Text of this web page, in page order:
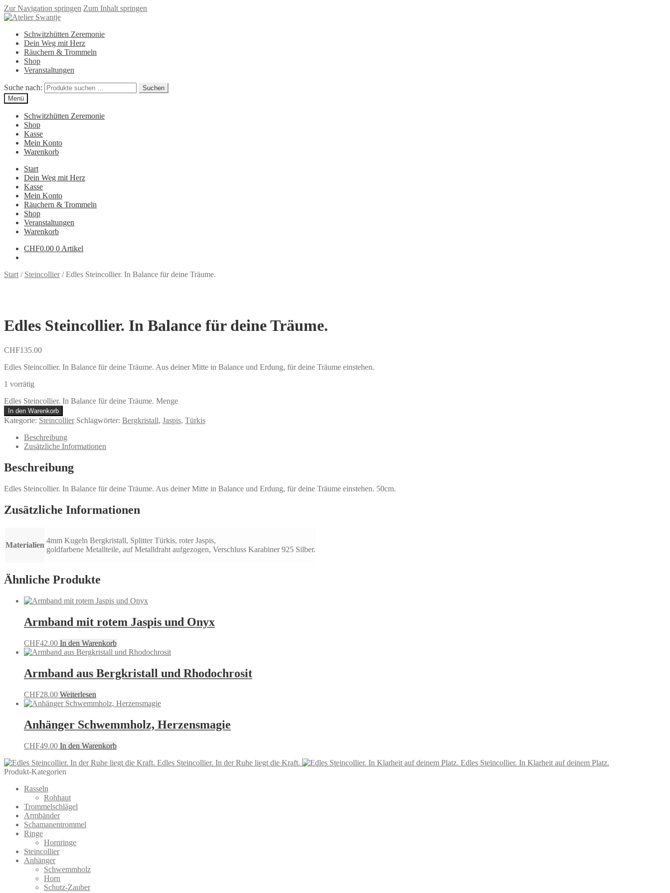
Zur Navigation springen Zum Inhalt springen
Schwitzhütten Zeremonie
Dein Weg mit Herz
Räuchern & Trommeln
Shop
Veranstaltungen
Suche nach:
Suchen
Menü
Schwitzhütten Zeremonie
Shop
Kasse
Mein Konto
Warenkorb
Start
Dein Weg mit Herz
Kasse
Mein Konto
Räuchern & Trommeln
Shop
Veranstaltungen
Warenkorb
CHF0.00 0 Artikel
Start / Steincollier/Edles Steincollier. In Balance für deine Träume.
Edles Steincollier. In Balance für deine Träume.
CHF135.00
Edles Steincollier. In Balance für deine Träume. Aus deiner Mitte in Balance und Erdung, für deine Träume einstehen.
1 vorrätig
Edles Steincollier. In Balance für deine Träume. Menge
In den Warenkorb
Kategorie: Steincollier Schlagwörter: Bergkristall, Jaspis, Türkis
Beschreibung
Zusätzliche Informationen
Beschreibung
Edles Steincollier. In Balance für deine Träume. Aus deiner Mitte in Balance und Erdung, für deine Träume einstehen. 50cm.
Zusätzliche Informationen
Materialien
4mm Kugeln Bergkristall, Splitter Türkis, roter Jaspis,
goldfarbene Metallteile, auf Metalldraht aufgezogen, Verschluss Karabiner 925 Silber.
Ähnliche Produkte
Armband mit rotem Jaspis und Onyx
CHF42.00 In den Warenkorb
Armband aus Bergkristall und Rhodochrosit
CHF28.00 Weiterlesen
Anhänger Schwemmholz, Herzensmagie
CHF49.00 In den Warenkorb
Edles Steincollier. In der Ruhe liegt die Kraft.
Edles Steincollier. In Klarheit auf deinem Platz.
Produkt-Kategorien
Rasseln
Rohhaut
Trommelschlägel
Armbänder
Schamanentrommel
Ringe
Hornringe
Steincollier
Anhänger
Schwemmholz
Horn
Schutz-Zauber